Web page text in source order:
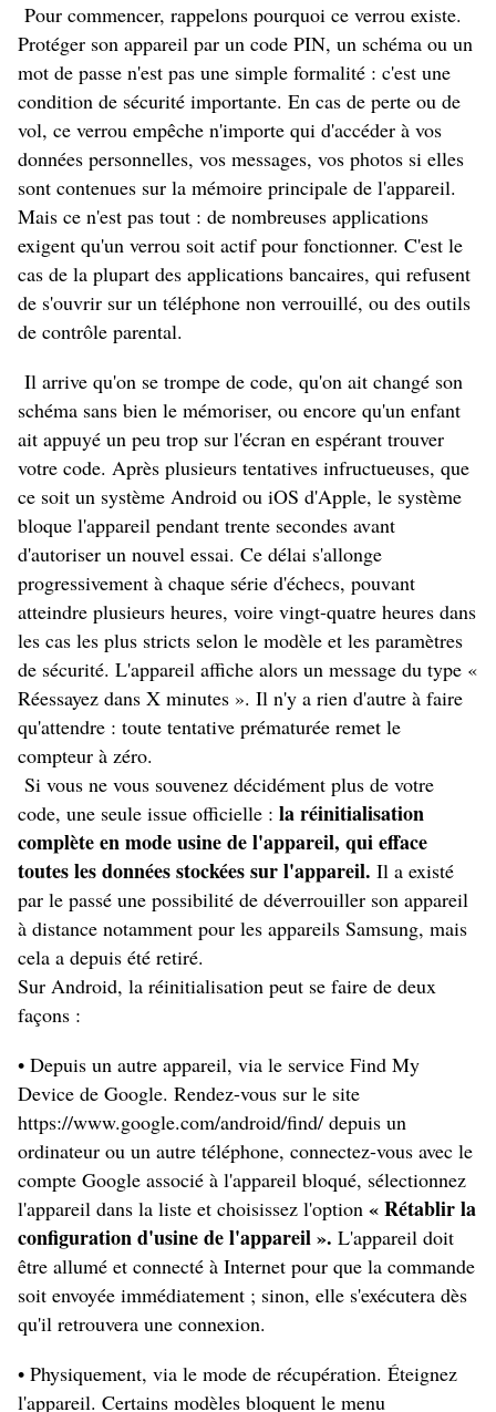
Pour commencer, rappelons pourquoi ce verrou existe.
Protéger son appareil par un code PIN, un schéma ou un
mot de passe n'est pas une simple formalité : c'est une
condition de sécurité importante. En cas de perte ou de
vol, ce verrou empêche n'importe qui d'accéder à vos
données personnelles, vos messages, vos photos si elles
sont contenues sur la mémoire principale de l'appareil.
Mais ce n'est pas tout : de nombreuses applications
exigent qu'un verrou soit actif pour fonctionner. C'est le
cas de la plupart des applications bancaires, qui refusent
de s'ouvrir sur un téléphone non verrouillé, ou des outils
de contrôle parental.
Il arrive qu'on se trompe de code, qu'on ait changé son
schéma sans bien le mémoriser, ou encore qu'un enfant
ait appuyé un peu trop sur l'écran en espérant trouver
votre code. Après plusieurs tentatives infructueuses, que
ce soit un système Android ou iOS d'Apple, le système
bloque l'appareil pendant trente secondes avant
d'autoriser un nouvel essai. Ce délai s'allonge
progressivement à chaque série d'échecs, pouvant
atteindre plusieurs heures, voire vingt-quatre heures dans
les cas les plus stricts selon le modèle et les paramètres
de sécurité. L'appareil affiche alors un message du type «
Réessayez dans X minutes ». Il n'y a rien d'autre à faire
qu'attendre : toute tentative prématurée remet le
compteur à zéro.
Si vous ne vous souvenez décidément plus de votre
code, une seule issue officielle : la réinitialisation
complète en mode usine de l'appareil, qui efface
toutes les données stockées sur l'appareil. Il a existé
par le passé une possibilité de déverrouiller son appareil
à distance notamment pour les appareils Samsung, mais
cela a depuis été retiré.
Sur Android, la réinitialisation peut se faire de deux
façons :
• Depuis un autre appareil, via le service Find My
Device de Google. Rendez-vous sur le site
https://www.google.com/android/find/ depuis un
ordinateur ou un autre téléphone, connectez-vous avec le
compte Google associé à l'appareil bloqué, sélectionnez
l'appareil dans la liste et choisissez l'option « Rétablir la
configuration d'usine de l'appareil ». L'appareil doit
être allumé et connecté à Internet pour que la commande
soit envoyée immédiatement ; sinon, elle s'exécutera dès
qu'il retrouvera une connexion.
• Physiquement, via le mode de récupération. Éteignez
l'appareil. Certains modèles bloquent le menu